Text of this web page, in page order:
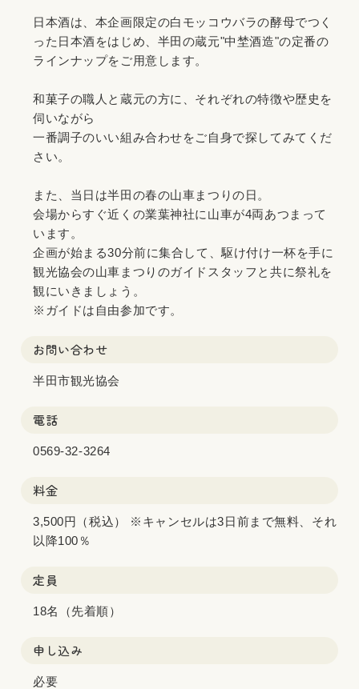
日本酒は、本企画限定の白モッコウバラの酵母でつく
った日本酒をはじめ、半田の蔵元"中埜酒造"の定番の
ラインナップをご用意します。
和菓子の職人と蔵元の方に、それぞれの特徴や歴史を
伺いながら
一番調子のいい組み合わせをご自身で探してみてくだ
さい。
また、当日は半田の春の山車まつりの日。
会場からすぐ近くの業葉神社に山車が4両あつまって
います。
企画が始まる30分前に集合して、駆け付け一杯を手に
観光協会の山車まつりのガイドスタッフと共に祭礼を
観にいきましょう。
※ガイドは自由参加です。
お問い合わせ
半田市観光協会
電話
0569-32-3264
料金
3,500円（税込） ※キャンセルは3日前まで無料、それ
以降100％
定員
18名（先着順）
申し込み
必要